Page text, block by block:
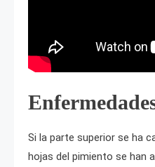
Si la parte superior se ha
hojas del pimiento se han